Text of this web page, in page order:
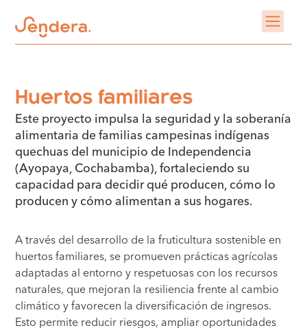
Huertos familiares
Este proyecto impulsa la seguridad y la soberanía
alimentaria de familias campesinas indígenas
quechuas del municipio de Independencia
(Ayopaya, Cochabamba), fortaleciendo su
capacidad para decidir qué producen, cómo lo
producen y cómo alimentan a sus hogares.
A través del desarrollo de la fruticultura sostenible en
huertos familiares, se promueven prácticas agrícolas
adaptadas al entorno y respetuosas con los recursos
naturales, que mejoran la resiliencia frente al cambio
climático y favorecen la diversificación de ingresos.
Esto permite reducir riesgos, ampliar oportunidades